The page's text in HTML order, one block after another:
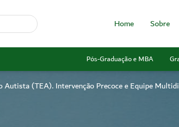
Home Sobre
Pós-Graduação e MBA
Autista (TEA). Intervenção Precoce e Equipe